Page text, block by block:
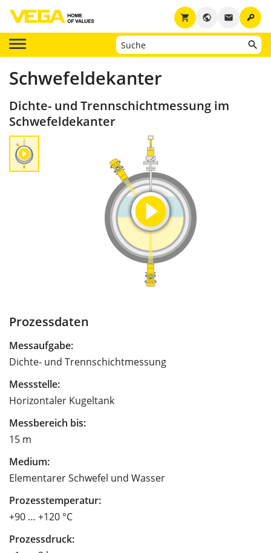
key
email
public
shopping_cart
Schwefeldekanter
Dichte- und Trennschichtmessung im
Schwefeldekanter
Prozessdaten
Messaufgabe:
Dichte- und Trennschichtmessung
Messstelle:
Horizontaler Kugeltank
Messbereich bis:
15 m
Medium:
Elementarer Schwefel und Wasser
Prozesstemperatur:
+90 … +120 °C
Prozessdruck: